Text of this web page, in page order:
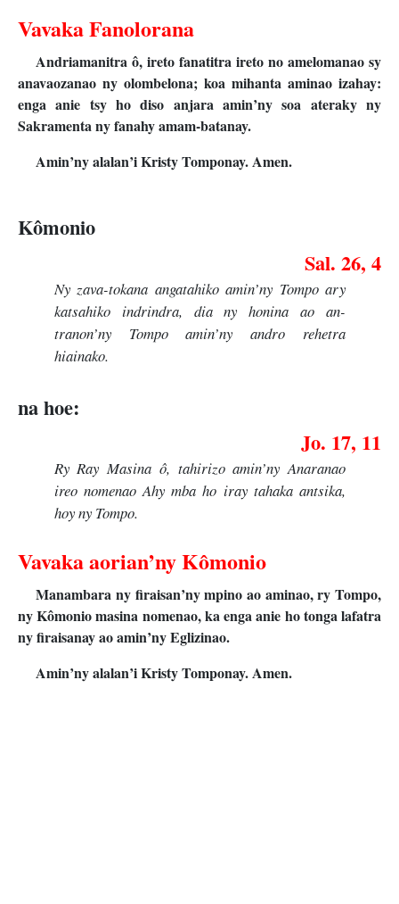
Vavaka Fanolorana
Andriamanitra ô, ireto fanatitra ireto no amelomanao sy
anavaozanao ny olombelona; koa mihanta aminao izahay:
enga anie tsy ho diso anjara amin’ny soa ateraky ny
Sakramenta ny fanahy amam-batanay.
Amin’ny alalan’i Kristy Tomponay. Amen.
Kômonio
Sal. 26, 4
Ny zava-tokana angatahiko amin’ny Tompo ary
katsahiko indrindra, dia ny honina ao an-
tranon’ny Tompo amin’ny andro rehetra
hiainako.
na hoe:
Jo. 17, 11
Ry Ray Masina ô, tahirizo amin’ny Anaranao
ireo nomenao Ahy mba ho iray tahaka antsika,
hoy ny Tompo.
Vavaka aorian’ny Kômonio
Manambara ny firaisan’ny mpino ao aminao, ry Tompo,
ny Kômonio masina nomenao, ka enga anie ho tonga lafatra
ny firaisanay ao amin’ny Eglizinao.
Amin’ny alalan’i Kristy Tomponay. Amen.